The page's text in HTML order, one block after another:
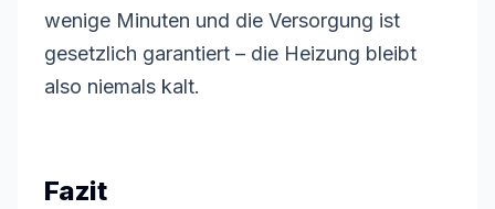
wenige Minuten und die Versorgung ist
gesetzlich garantiert – die Heizung bleibt
also niemals kalt.
Fazit